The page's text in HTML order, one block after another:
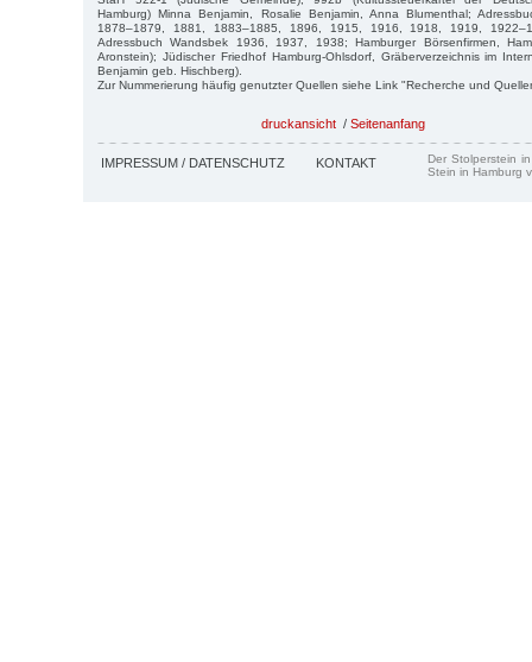
Hamburg) Minna Benjamin, Rosalie Benjamin, Anna Blumenthal;
1878–1879, 1881, 1883–1885, 1896, 1915, 1916, 1918, 1919,
Adressbuch Wandsbek 1936, 1937, 1938; Hamburger Börsenfirmen,
Aronstein); Jüdischer Friedhof Hamburg-Ohlsdorf, Gräberverzeichnis im
Benjamin geb. Hischberg).
Zur Nummerierung häufig genutzter Quellen siehe Link "Recherche und
druckansicht / Seitenanfang
IMPRESSUM / DATENSCHUTZ KONTAKT
Der Stolperstein
Stein in Hamburg